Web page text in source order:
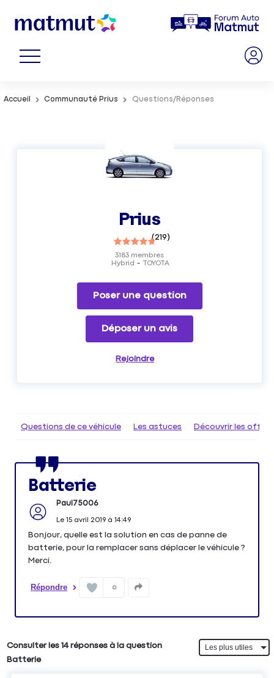
Accueil Communauté Prius Questions/Réponses
Prius
(219)
Hybrid TOYOTA
3183 membres
Poser une question
Déposer un avis
Rejoindre
Questions de ce véhicule Les astuces Découvrir les
Batterie
Paul75006
Le 15 avril 2019à 14:49
Bonjour, quelle est la solution en cas de panne de
batterie, pour la remplacer sans déplacer le véhicule ?
Merci.
Répondre 0
Consulter les 14 réponses à la question
Batterie